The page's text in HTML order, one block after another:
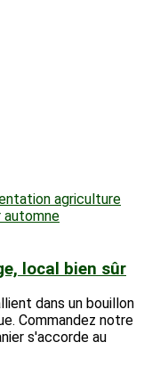
agriculture
automne
local bien sûr
dans un bouillon
Commandez notre
s'accorde au